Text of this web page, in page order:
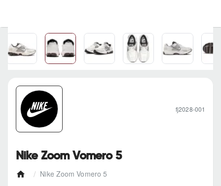
Nike Zoom Vomero 5
Nike Zoom Vomero 5
fj2028-001